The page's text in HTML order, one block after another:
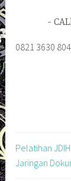
0821 3630
Pelatihan
Jaringan